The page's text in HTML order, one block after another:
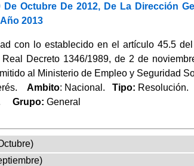
De Octubre De 2012, De La Dirección
2013
con lo establecido en el artículo 45.5
Decreto 1346/1989, de 2 de
al Ministerio de Empleo y Seguridad
Ambito: Nacional. Tipo: Resolución.
Grupo: General